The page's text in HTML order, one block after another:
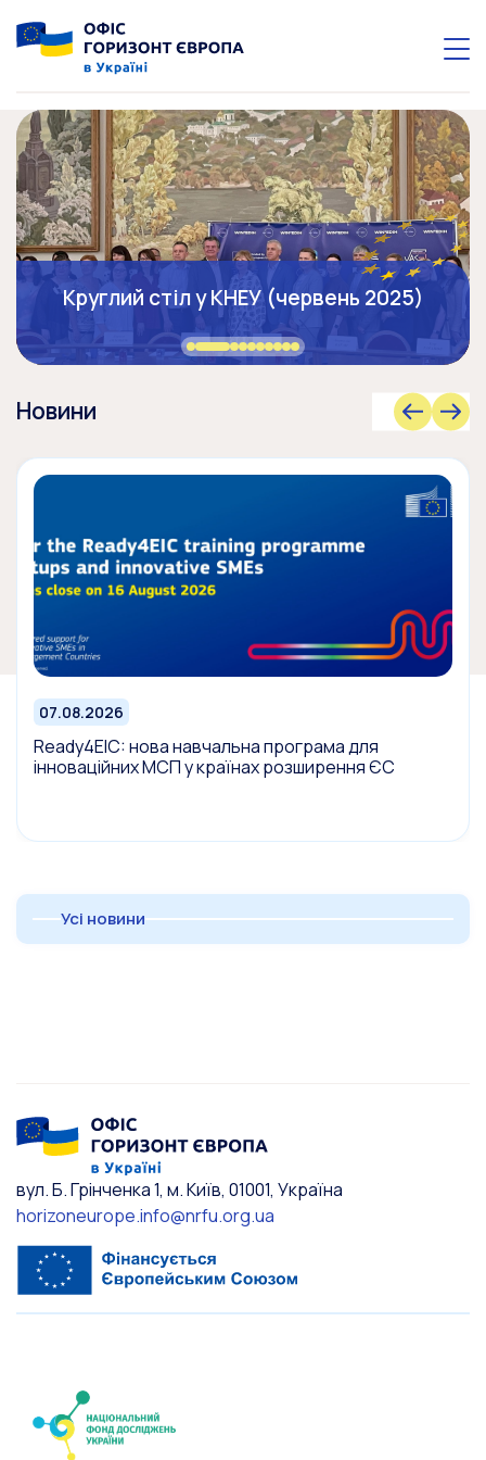
Інформаційні дні у Чернівцях (червень
2025)
Круглий стіл у КНЕУ (червень 2025)
Новини
07.08.2026
Ready4EIC: нова навчальна програма для
інноваційних МСП у країнах розширення ЄС
Усі новини
вул. Б. Грінченка 1, м. Київ, 01001, Україна
horizoneurope.info@nrfu.org.ua